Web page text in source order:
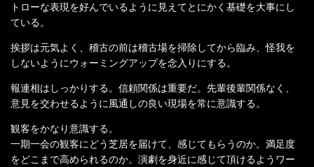
トローな表現を好んでいるように見えてとにかく基礎を大事にし
ている。
挨拶は元気よく、稽古の前は稽古場を掃除してから臨み、怪我を
しないようにウォーミングアップを念入りにする。
報連相はしっかりする。信頼関係は重要だ。先輩後輩関係なく、
意見を交わせるように風通しの良い現場を常に意識する。
観客をかなり意識する。
一期一会の観客にどう芝居を届けて、感じてもらうのか。満足度
をどこまで高められるのか。演劇を身近に感じて頂けるようワー